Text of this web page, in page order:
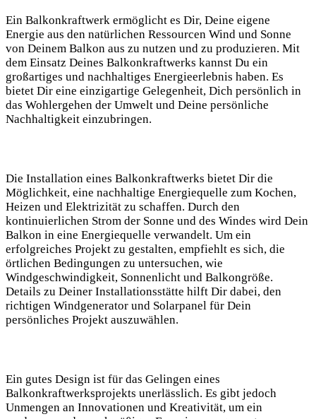
Ein Balkonkraftwerk ermöglicht es Dir, Deine eigene
Energie aus den natürlichen Ressourcen Wind und Sonne
von Deinem⁣ Balkon aus zu nutzen und ‍zu produzieren. ‍Mit
dem Einsatz ‌Deines Balkonkraftwerks kannst Du ein
großartiges und⁣ nachhaltiges Energieerlebnis haben. Es
‍bietet Dir eine einzigartige Gelegenheit, Dich persönlich⁢ in
⁤das Wohlergehen der Umwelt und Deine persönliche
Nachhaltigkeit einzubringen.
Die Installation eines Balkonkraftwerks bietet Dir die
Möglichkeit, eine nachhaltige Energiequelle zum Kochen,
Heizen und Elektrizität zu‌ schaffen. Durch den
kontinuierlichen ⁤Strom der Sonne und des Windes wird Dein
Balkon in eine‌ Energiequelle verwandelt. Um ein
erfolgreiches ‍Projekt zu gestalten, empfiehlt es‍ sich, die
örtlichen Bedingungen zu ⁤untersuchen, wie
Windgeschwindigkeit, Sonnenlicht und⁣ Balkongröße.
Details zu Deiner Installationsstätte hilft Dir​ dabei, den
richtigen Windgenerator und Solarpanel ⁤für Dein
persönliches Projekt auszuwählen.
Ein gutes Design ist für‌ das Gelingen​ eines
Balkonkraftwerksprojekts unerlässlich. Es gibt jedoch‌
Unmengen an Innovationen ‌und Kreativität,​ um⁣ ein